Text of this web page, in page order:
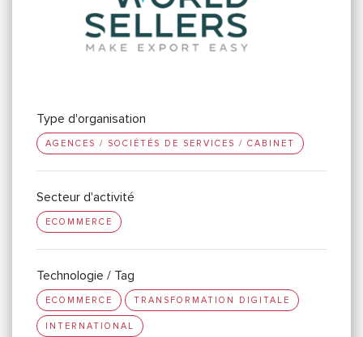
Type d'organisation
AGENCES / SOCIÉTÉS DE SERVICES / CABINET
Secteur d'activité
ECOMMERCE
Technologie / Tag
ECOMMERCE TRANSFORMATION DIGITALE
INTERNATIONAL